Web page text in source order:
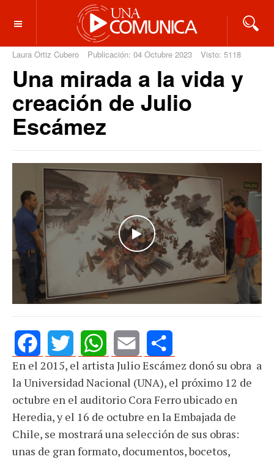
OFF CANVAS
Laura Ortiz Cubero Publicación: 04 Octubre 2023 Visto: 5118
Una mirada a la vida y
creación de Julio
Escámez
WATCH THE VIDEO
FacebookTwitter WhatsApp
Email Share
En el 2015, el artista Julio Escámez donó su obra a
la Universidad Nacional (UNA), el próximo 12 de
octubre en el auditorio Cora Ferro ubicado en
Heredia, y el 16 de octubre en la Embajada de
Chile, se mostrará una selección de sus obras:
unas de gran formato, documentos, bocetos,